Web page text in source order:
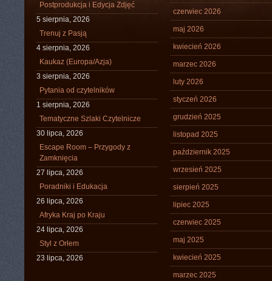
Postprodukcja i Edycja Zdjęć
5 sierpnia, 2026
Trenuj z Pasją
4 sierpnia, 2026
Kaukaz (Europa/Azja)
3 sierpnia, 2026
Pytania od czytelników
1 sierpnia, 2026
Tematyczne Szlaki Czytelnicze
30 lipca, 2026
Escape Room – Przygody z
Zamknięcia
27 lipca, 2026
Poradniki i Edukacja
26 lipca, 2026
Afryka Kraj po Kraju
24 lipca, 2026
Styl z Orłem
23 lipca, 2026
czerwiec 2026
maj 2026
kwiecień 2026
marzec 2026
luty 2026
styczeń 2026
grudzień 2025
listopad 2025
październik 2025
wrzesień 2025
sierpień 2025
lipiec 2025
czerwiec 2025
maj 2025
kwiecień 2025
marzec 2025